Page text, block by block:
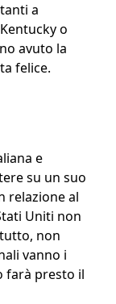
a
o
avuto la
felice.
e
su un suo
relazione al
Uniti non
non
vanno i
farà presto il